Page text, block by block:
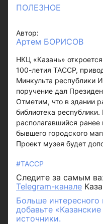
ПОЛЕЗНОЕ
Автор:
Артем БОРИСОВ
НКЦ «Казань»
100-летия ТАССР,
Минкульта республики
поручение дал
Отметим, что в здании
библиотека
располагавшийся
бывшего городского
Проект музея будет
#ТАССР
Следите за самым
Telegram-канале
Больше
добавьте
источники.